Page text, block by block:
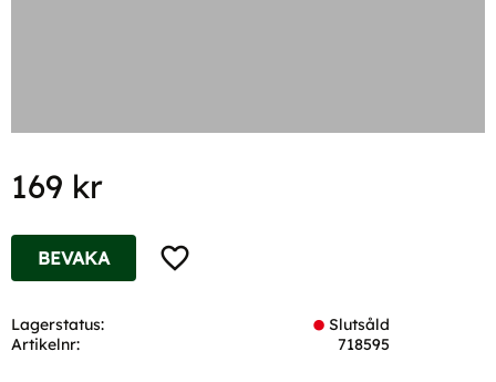
169 kr
Lägg till i favoriter
BEVAKA
Lagerstatus
Slutsåld
Artikelnr
718595